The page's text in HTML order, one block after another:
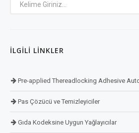
İLGILI LINKLER
Pre-applied Thereadlocking Adhesive
Pas Çözücü ve Temizleyiciler
Gıda Kodeksine Uygun Yağlayıcılar